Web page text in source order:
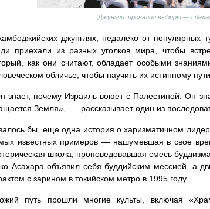
Джунгли: провалил выборы —
джунглях, недалеко от популярных
приехали из разных уголков мира, чтобы
как они считают, обладает особыми
обличье, чтобы научить их истинному
знает, почему Израиль воюет с Палестиной. Он
Земля», — рассказывает один из
бы, еще одна история о харизматичном
известных примеров — нашумевшая в свое
школа, проповедовавшая смесь
Асахара объявил себя буддийским мессией, а
с зарином в токийском метро в 1995 году.
путь прошли многие культы, включая